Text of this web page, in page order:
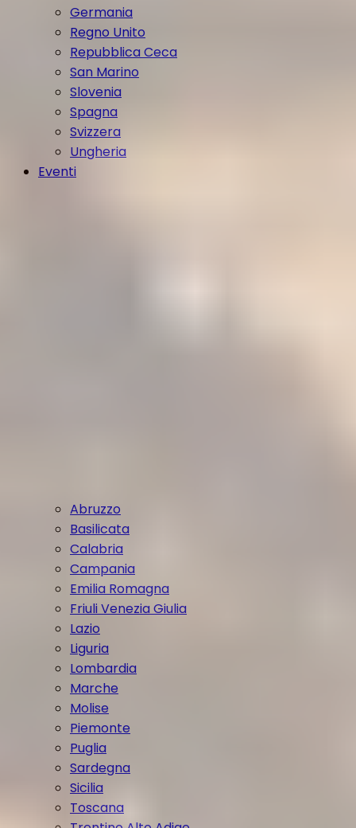
Germania
Regno Unito
Repubblica Ceca
San Marino
Slovenia
Spagna
Svizzera
Ungheria
Eventi
Abruzzo
Basilicata
Calabria
Campania
Emilia Romagna
Friuli Venezia Giulia
Lazio
Liguria
Lombardia
Marche
Molise
Piemonte
Puglia
Sardegna
Sicilia
Toscana